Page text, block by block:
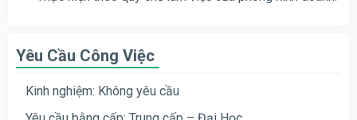
Yêu Cầu Công Việc
Kinh nghiệm: Không yêu cầu